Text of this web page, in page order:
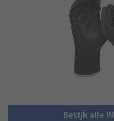
Bekijk alle